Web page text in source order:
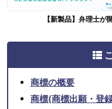
【新製品】弁理士
商標の概要
商標(商標出願・登